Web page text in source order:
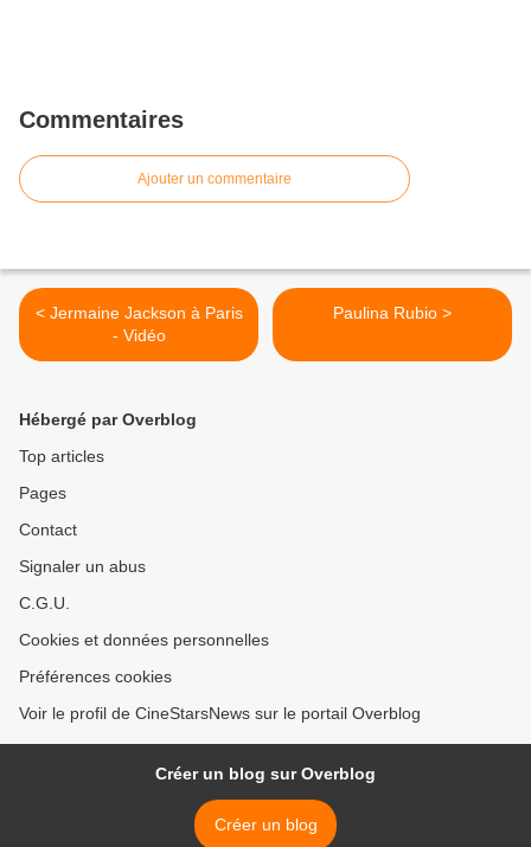
Commentaires
Ajouter un commentaire
< Jermaine Jackson à Paris
- Vidéo
Paulina Rubio >
Hébergé par Overblog
Top articles
Pages
Contact
Signaler un abus
C.G.U.
Cookies et données personnelles
Préférences cookies
Voir le profil de CineStarsNews sur le portail Overblog
Créer un blog sur Overblog
Créer un blog